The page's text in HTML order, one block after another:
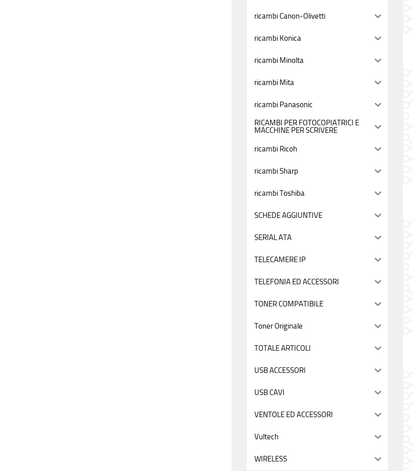
ricambi Canon-Olivetti
ricambi Konica
ricambi Minolta
ricambi Mita
ricambi Panasonic
RICAMBI PER FOTOCOPIATRICI E
MACCHINE PER SCRIVERE
ricambi Ricoh
ricambi Sharp
ricambi Toshiba
SCHEDE AGGIUNTIVE
SERIAL ATA
TELECAMERE IP
TELEFONIA ED ACCESSORI
TONER COMPATIBILE
Toner Originale
TOTALE ARTICOLI
USB ACCESSORI
USB CAVI
VENTOLE ED ACCESSORI
Vultech
WIRELESS